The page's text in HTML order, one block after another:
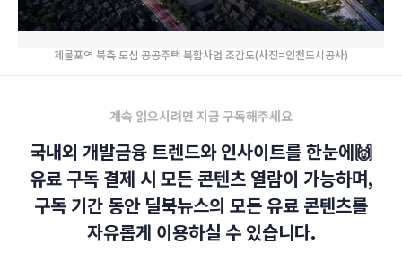
제물포역 북측 도심 공공주택 복합사업 조감도(사진=인천도시공사)
계속 읽으시려면 지금 구독해주세요
국내외 개발금융 트렌드와 인사이트를 한눈에🙌
유료 구독 결제 시 모든 콘텐츠 열람이 가능하며,
구독 기간 동안 딜북뉴스의 모든 유료 콘텐츠를
자유롭게 이용하실 수 있습니다.